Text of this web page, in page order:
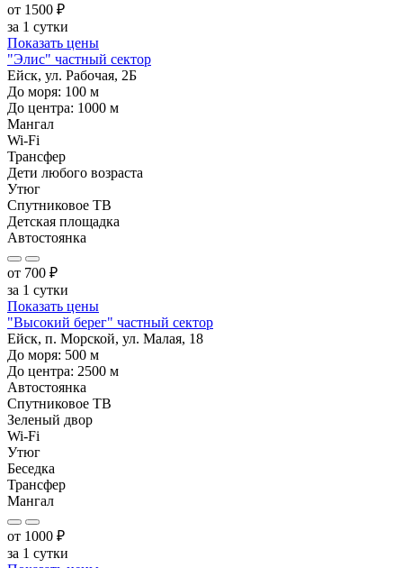
от 1500 ₽
за 1 сутки
Показать цены
"Элис" частный сектор
Ейск, ул. Рабочая, 2Б
До моря: 100 м
До центра: 1000 м
Мангал
Wi-Fi
Трансфер
Дети любого возраста
Утюг
Спутниковое ТВ
Детская площадка
Автостоянка
от 700 ₽
за 1 сутки
Показать цены
"Высокий берег" частный сектор
Ейск, п. Морской, ул. Малая, 18
До моря: 500 м
До центра: 2500 м
Автостоянка
Спутниковое ТВ
Зеленый двор
Wi-Fi
Утюг
Беседка
Трансфер
Мангал
от 1000 ₽
за 1 сутки